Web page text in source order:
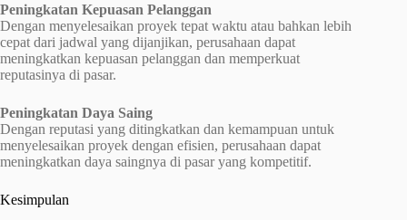
Peningkatan Kepuasan Pelanggan
Dengan menyelesaikan proyek tepat waktu atau bahkan lebih
cepat dari jadwal yang dijanjikan, perusahaan dapat
meningkatkan kepuasan pelanggan dan memperkuat
reputasinya di pasar.
Peningkatan Daya Saing
Dengan reputasi yang ditingkatkan dan kemampuan untuk
menyelesaikan proyek dengan efisien, perusahaan dapat
meningkatkan daya saingnya di pasar yang kompetitif.
Kesimpulan